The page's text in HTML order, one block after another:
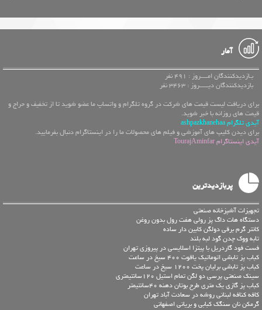
آمار
بـازدیدکنندگان امــــروز : 491 نفر
بازدیدکنندگان دیـــــروز : 3463 نفر
برای دریافت لیست قیمت های شرکت در گروه تلگرام و واتساپ ما عضو شوید تا از تخفیف و حراج و
قیمت های روزانه با خبر شوید.
آیدی تلگرام ashpazkhanehaa
برای دیدن کلیپ های آموزشی و فیلم های محصولات ما را در اینستاگرام دنبال بفرمایید.
آیدی اینستاگرام TourajAminfar
پربازدیدترین
تجهیزات آشپزخانه صنعتی
دستگاه هات داگ پز رولی هفت رول بدون روغن
کانتر گرم برقی دولگن کابین دار ساده
تابه ووک چدن گود لبه بلند
فست فود گاردریل با پیتزا اسلایسی در پیروزی تهران
کباب پز تابشی اتوماتیک یاقوت 400 سیخ در ساعت
کباب پز تابشی برلیان پخت 1200 سیخ در ساعت
سینک صنعتی پرسی دو لگن تمام استیل 120سانتیمتری
کباب پز گازی یک متری طرح بوتان دهنه 40سانتیمتر
کافه کنافه لبنانی روشه در سعادت آباد تهران
گرمکن نان سنگک کبابی و بریانی اصفهانی